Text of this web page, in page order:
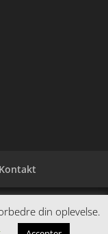
Kontakt
udvalg af
og nogle
din oplevelse.